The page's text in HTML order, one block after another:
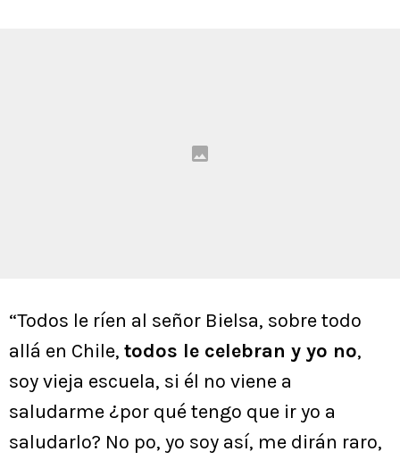
“Todos le ríen al señor Bielsa, sobre todo
allá en Chile, todos le celebran y yo no,
soy vieja escuela, si él no viene a
saludarme ¿por qué tengo que ir yo a
saludarlo? No po, yo soy así, me dirán raro,